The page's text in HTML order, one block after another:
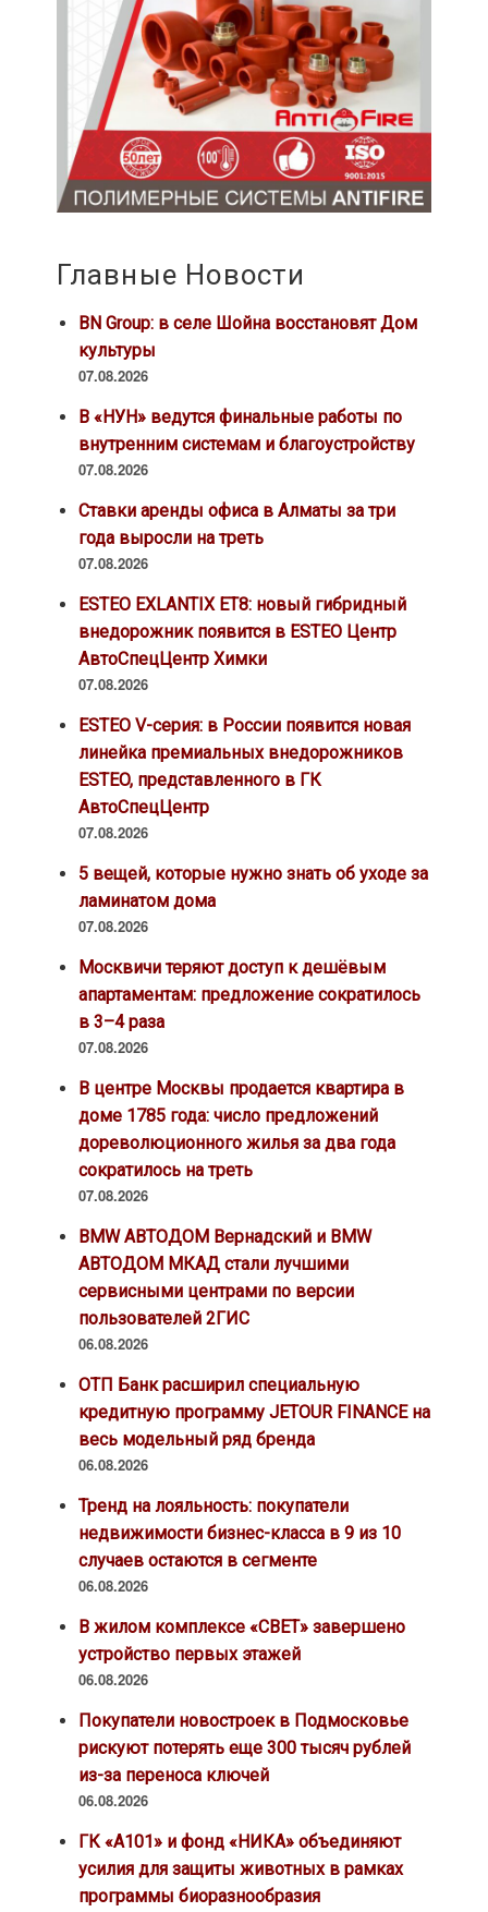
Главные Новости
BN Group: в селе Шойна восстановят Дом
культуры
07.08.2026
В «НУН» ведутся финальные работы по
внутренним системам и благоустройству
07.08.2026
Ставки аренды офиса в Алматы за три
года выросли на треть
07.08.2026
ESTEO EXLANTIX ET8: новый гибридный
внедорожник появится в ESTEO Центр
АвтоСпецЦентр Химки
07.08.2026
ESTEO V-серия: в России появится новая
линейка премиальных внедорожников
ESTEO, представленного в ГК
АвтоСпецЦентр
07.08.2026
5 вещей, которые нужно знать об уходе за
ламинатом дома
07.08.2026
Москвичи теряют доступ к дешёвым
апартаментам: предложение сократилось
в 3–4 раза
07.08.2026
В центре Москвы продается квартира в
доме 1785 года: число предложений
дореволюционного жилья за два года
сократилось на треть
07.08.2026
BMW АВТОДОМ Вернадский и BMW
АВТОДОМ МКАД стали лучшими
сервисными центрами по версии
пользователей 2ГИС
06.08.2026
ОТП Банк расширил специальную
кредитную программу JETOUR FINANCE на
весь модельный ряд бренда
06.08.2026
Тренд на лояльность: покупатели
недвижимости бизнес-класса в 9 из 10
случаев остаются в сегменте
06.08.2026
В жилом комплексе «СВЕТ» завершено
устройство первых этажей
06.08.2026
Покупатели новостроек в Подмосковье
рискуют потерять еще 300 тысяч рублей
из-за переноса ключей
06.08.2026
ГК «А101» и фонд «НИКА» объединяют
усилия для защиты животных в рамках
программы биоразнообразия